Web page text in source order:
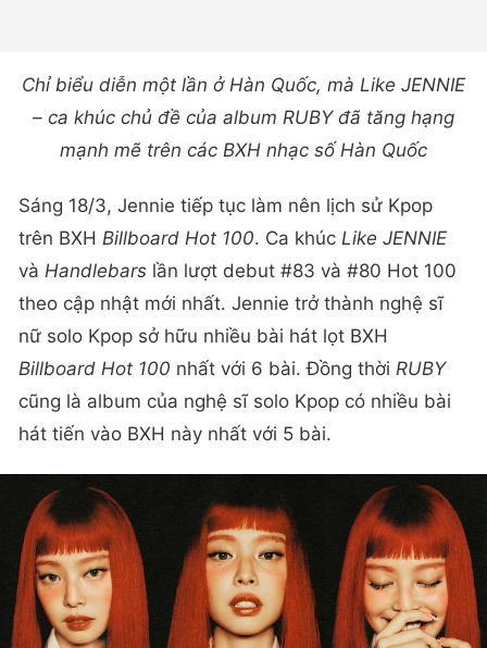
Chỉ biểu diễn một lần ở Hàn Quốc, mà Like JENNIE
– ca khúc chủ đề của album RUBY đã tăng hạng
mạnh mẽ trên các BXH nhạc số Hàn Quốc
Sáng 18/3, Jennie tiếp tục làm nên lịch sử Kpop
trên BXH Billboard Hot 100. Ca khúc Like JENNIE
và Handlebars lần lượt debut #83 và #80 Hot 100
theo cập nhật mới nhất. Jennie trở thành nghệ sĩ
nữ solo Kpop sở hữu nhiều bài hát lọt BXH
Billboard Hot 100 nhất với 6 bài. Đồng thời RUBY
cũng là album của nghệ sĩ solo Kpop có nhiều bài
hát tiến vào BXH này nhất với 5 bài.